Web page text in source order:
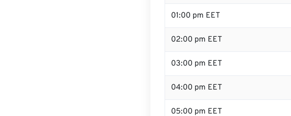
01:00 pm EET
02:00 pm EET
03:00 pm EET
04:00 pm EET
05:00 pm EET